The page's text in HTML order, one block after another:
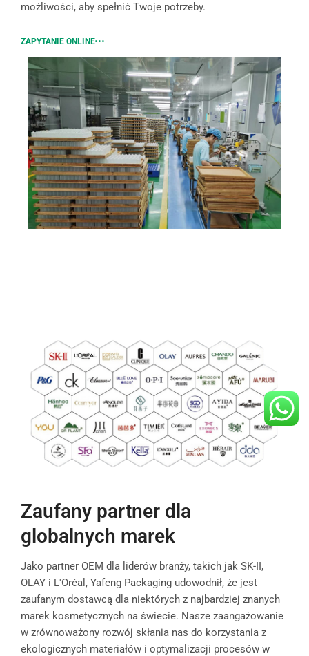
możliwości, aby spełnić Twoje potrzeby.
ZAPYTANIE ONLINE
Zaufany partner dla
globalnych marek
Jako partner OEM dla liderów branży, takich jak SK-II,
OLAY i L'Oréal, Yafeng Packaging udowodnił, że jest
zaufanym dostawcą dla niektórych z najbardziej znanych
marek kosmetycznych na świecie. Nasze zaangażowanie
w zrównoważony rozwój skłania nas do korzystania z
ekologicznych materiałów i optymalizacji procesów w